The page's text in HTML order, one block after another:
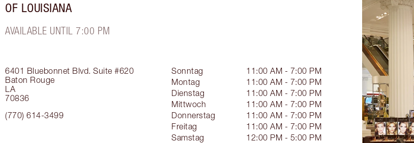
OF LOUISIANA
AVAILABLE UNTIL 7:00 PM
6401 Bluebonnet Blvd. Suite #620
Baton Rouge
LA
70836
(770) 614-3499
Sonntag
11:00 AM - 7:00 PM
Montag
11:00 AM - 7:00 PM
Dienstag
11:00 AM - 7:00 PM
Mittwoch
11:00 AM - 7:00 PM
Donnerstag
11:00 AM - 7:00 PM
Freitag
11:00 AM - 7:00 PM
Samstag
12:00 PM - 5:00 PM